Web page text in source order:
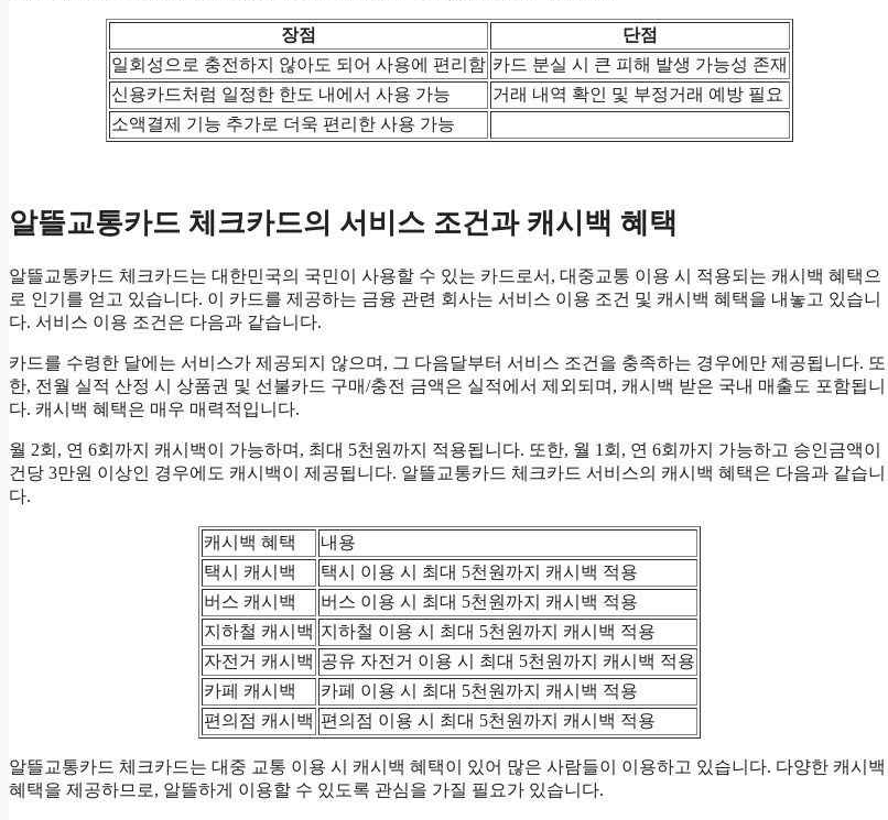
장점
단점
일회성으로 충전하지 않아도 되어 사용에 편리함 카드 분실 시 큰 피해 발생 가능성 존재
신용카드처럼 일정한 한도 내에서 사용 가능
거래 내역 확인 및 부정거래 예방 필요
소액결제 기능 추가로 더욱 편리한 사용 가능
알뜰교통카드 체크카드의 서비스 조건과 캐시백 혜택
알뜰교통카드 체크카드는 대한민국의 국민이 사용할 수 있는 카드로서, 대중교통 이용 시 적용되는 캐시백 혜택으
로 인기를 얻고 있습니다. 이 카드를 제공하는 금융 관련 회사는 서비스 이용 조건 및 캐시백 혜택을 내놓고 있습니
다. 서비스 이용 조건은 다음과 같습니다.
카드를 수령한 달에는 서비스가 제공되지 않으며, 그 다음달부터 서비스 조건을 충족하는 경우에만 제공됩니다. 또
한, 전월 실적 산정 시 상품권 및 선불카드 구매/충전 금액은 실적에서 제외되며, 캐시백 받은 국내 매출도 포함됩니
다. 캐시백 혜택은 매우 매력적입니다.
월 2회, 연 6회까지 캐시백이 가능하며, 최대 5천원까지 적용됩니다. 또한, 월 1회, 연 6회까지 가능하고 승인금액이
건당 3만원 이상인 경우에도 캐시백이 제공됩니다. 알뜰교통카드 체크카드 서비스의 캐시백 혜택은 다음과 같습니
다.
캐시백 혜택
내용
택시 캐시백
택시 이용 시 최대 5천원까지 캐시백 적용
버스 캐시백
버스 이용 시 최대 5천원까지 캐시백 적용
지하철 캐시백 지하철 이용 시 최대 5천원까지 캐시백 적용
자전거 캐시백 공유 자전거 이용 시 최대 5천원까지 캐시백 적용
카페 캐시백
카페 이용 시 최대 5천원까지 캐시백 적용
편의점 캐시백 편의점 이용 시 최대 5천원까지 캐시백 적용
알뜰교통카드 체크카드는 대중 교통 이용 시 캐시백 혜택이 있어 많은 사람들이 이용하고 있습니다. 다양한 캐시백
혜택을 제공하므로, 알뜰하게 이용할 수 있도록 관심을 가질 필요가 있습니다.